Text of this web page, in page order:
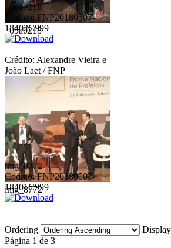
_o9a0218
_o9a0218
Código: FNP20180507-
18402C999
Crédito: Alexandre Vieira e
João Laet / FNP
img_8772
img_8772
Código: FNP20180507-
18401C999
Ordering
Página 1 de 3